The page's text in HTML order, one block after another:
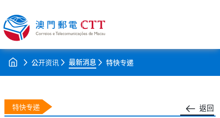
公开资讯 最新消息 特快专递
返回
特快专递